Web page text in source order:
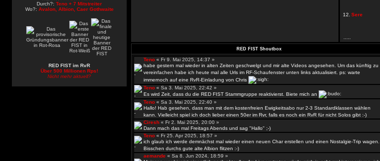
Durch?: Teno + 7 Mitstreiter
Wo?: Avalon, Albion, Caer Gothwaite
RED FIST im RvR
Über 500 Millionen Rps!
Nicht mehr aktuell?
12. Sere
RED FIST Shoutbox
Teno « Fr 9. Mai 2025, 14:37 »
habe gestern mal wieder in alten Zeiten geschwelgt und mir alte Videos angesehen. Um das künftig zu
vereinfachen habe ich heute mal alle Urls im RF-Schaufenster unten links aktualisiert. ps: warte
immernoch auf eine RvR-Einladung von Chris
Teno « Sa 3. Mai 2025, 22:42 »
Es wird Zeit, dass du die RED FIST Stammgruppe reaktivierst. Biete mich an
Teno « Sa 3. Mai 2025, 22:40 »
Hallo! Hab gesehen, dass man mit dem kostenfreien Ewigkeitsabo nur 2-3 Standardklassen wählen
kann. Vielleicht spiel ich doch lieber einen 50er im Rvr, falls es noch ein RvR für nicht Solos gibt :-)
Ciresh « Fr 2. Mai 2025, 20:00 »
Dann mach das mal Freitags Abends und sag "Hallo" ;-)
Teno « Fr 25. Apr 2025, 18:57 »
ich glaub ich werde demnächst mal wieder einen neuen Char erstellen und einen Nostalgie-Trip wagen.
Bisschen durchs gute alte Albion flitzen :-)
aemande « Sa 8. Jun 2024, 18:59 »